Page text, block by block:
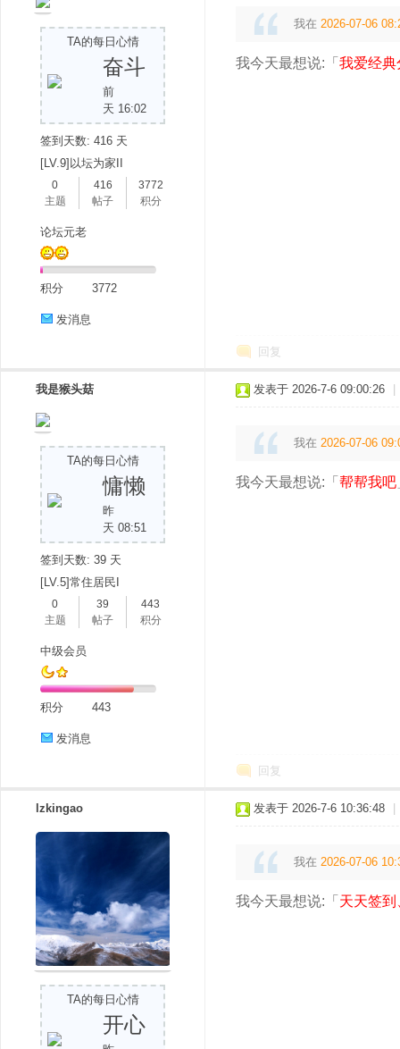
TA的每日心情
奋斗
前
天 16:02
签到天数: 416 天
[LV.9]以坛为家II
0
主题
416
帖子
3772
积分
论坛元老
积分 3772
发消息
我在 2026-07-06
我今天最想说:「 我爱经典
回复
我是猴头菇
TA的每日心情
慵懒
昨
天 08:51
签到天数: 39 天
[LV.5]常住居民I
0
主题
39
帖子
443
积分
中级会员
积分 443
发消息
发表于 2026-7-6 09:00:26
我在 2026-07-06
我今天最想说:「 帮帮我吧
回复
lzkingao
TA的每日心情
开心
发表于 2026-7-6 10:36:48
我在 2026-07-06
我今天最想说:「 天天签